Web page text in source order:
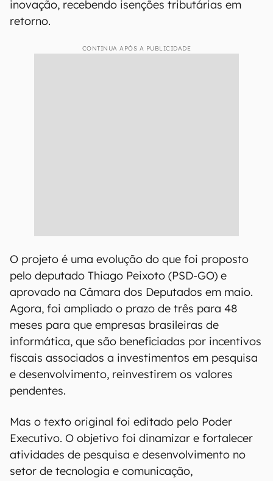
inovação, recebendo isenções tributárias em
retorno.
CONTINUA APÓS A PUBLICIDADE
O projeto é uma evolução do que foi proposto
pelo deputado Thiago Peixoto (PSD-GO) e
aprovado na Câmara dos Deputados em maio.
Agora, foi ampliado o prazo de três para 48
meses para que empresas brasileiras de
informática, que são beneficiadas por incentivos
fiscais associados a investimentos em pesquisa
e desenvolvimento, reinvestirem os valores
pendentes.
Mas o texto original foi editado pelo Poder
Executivo. O objetivo foi dinamizar e fortalecer
atividades de pesquisa e desenvolvimento no
setor de tecnologia e comunicação,